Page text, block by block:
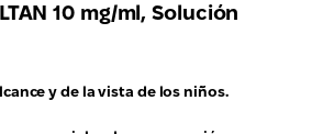
10 mg/ml, Solución
y de la vista de los niños.